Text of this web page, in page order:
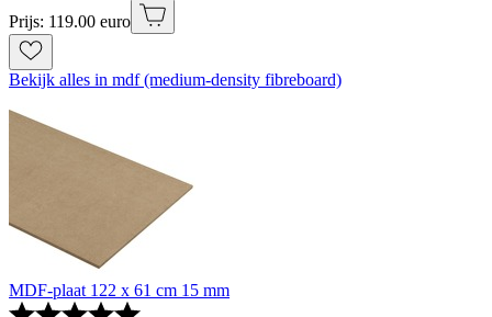
Prijs: 119.00 euro
Bekijk alles in mdf (medium-density fibreboard)
MDF-plaat 122 x 61 cm 15 mm